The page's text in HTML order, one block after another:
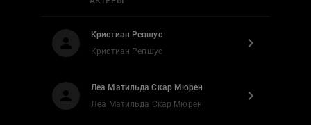
Кристиан Репшус
Кристиан Репшус
Леа Матильда Скар Мюрен
Леа Матильда Скар Мюрен